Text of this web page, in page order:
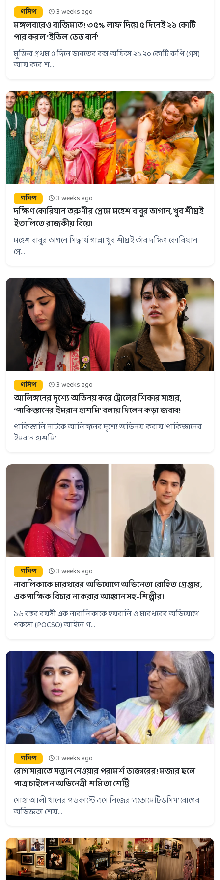
গসিপ 3 weeks ago
মঙ্গলবারেও বাজিমাত! ৩৫% লাফ দিয়ে ৫ দিনেই ২১ কোটি
পার করল ‘ইভিল ডেড বার্ন’
মুক্তির প্রথম ৫ দিনে ভারতের বক্স অফিসে ২১.২০ কোটি রুপি (গ্রস)
আয় করে শ...
গসিপ 3 weeks ago
দক্ষিণ কোরিয়ান তরুণীর প্রেমে মহেশ বাবুর ভাগনে, খুব শীঘ্রই
ইতালিতে রাজকীয় বিয়ে!
মহেশ বাবুর ভাগনে সিদ্ধার্থ গাল্লা খুব শীঘ্রই তাঁর দক্ষিণ কোরিয়ান
প্রে...
গসিপ 3 weeks ago
আলিঙ্গনের দৃশ্যে অভিনয় করে ট্রোলের শিকার সাহার,
‘পাকিস্তানের ইমরান হাশমি’ বলায় দিলেন কড়া জবাব!
পাকিস্তানি নাটকে আলিঙ্গনের দৃশ্যে অভিনয় করায় ‘পাকিস্তানের
ইমরান হাশমি’...
গসিপ 3 weeks ago
নাবালিকাকে মারধরের অভিযোগে অভিনেতা রোহিত গ্রেপ্তার,
একপাক্ষিক বিচার না করার আহ্বান সহ-শিল্পীর!
১৬ বছর বয়সী এক নাবালিকাকে হয়রানি ও মারধরের অভিযোগে
পকসো (POCSO) আইনে গ...
গসিপ 3 weeks ago
রোগ সারাতে সন্তান নেওয়ার পরামর্শ ডাক্তারের! মজার ছলে
পাত্র চাইলেন অভিনেত্রী শমিতা শেট্টি
সোহা আলী খানের পডকাস্টে এসে নিজের ‘এন্ডোমেট্রিওসিস’ রোগের
অভিজ্ঞতা শেয়...